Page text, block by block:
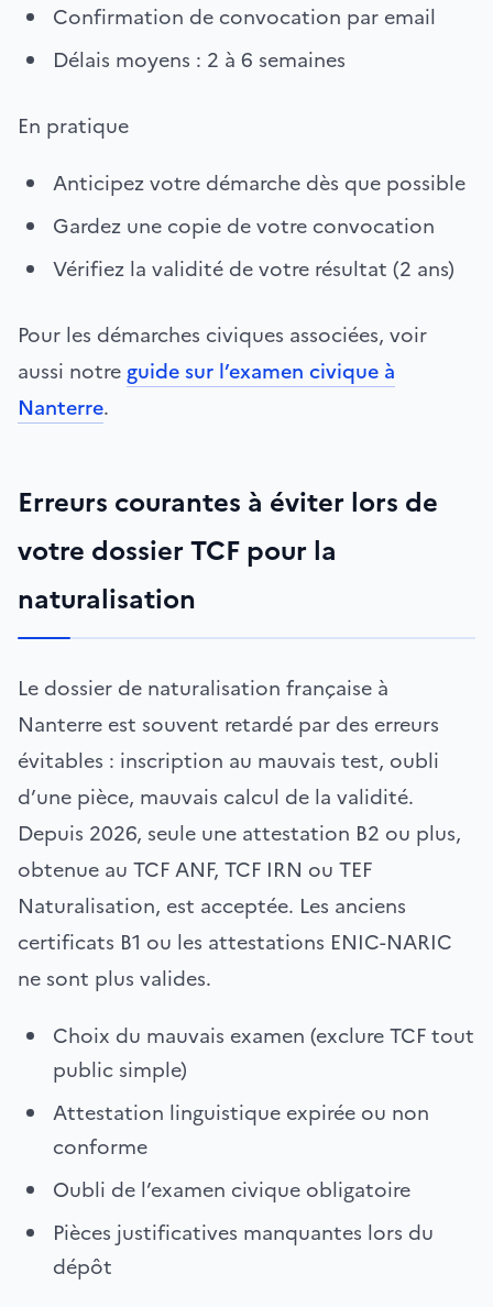
Confirmation de convocation par email
Délais moyens : 2 à 6 semaines
En pratique
Anticipez votre démarche dès que possible
Gardez une copie de votre convocation
Vérifiez la validité de votre résultat (2 ans)
Pour les démarches civiques associées, voir
aussi notre guide sur l’examen civique à
Nanterre.
Erreurs courantes à éviter lors de
votre dossier TCF pour la
naturalisation
Le dossier de naturalisation française à
Nanterre est souvent retardé par des erreurs
évitables : inscription au mauvais test, oubli
d’une pièce, mauvais calcul de la validité.
Depuis 2026, seule une attestation B2 ou plus,
obtenue au TCF ANF, TCF IRN ou TEF
Naturalisation, est acceptée. Les anciens
certificats B1 ou les attestations ENIC-NARIC
ne sont plus valides.
Choix du mauvais examen (exclure TCF tout
public simple)
Attestation linguistique expirée ou non
conforme
Oubli de l’examen civique obligatoire
Pièces justificatives manquantes lors du
dépôt